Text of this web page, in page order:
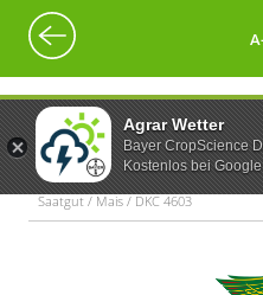
Agrar Wetter
Bayer CropScience
Kostenlos bei
Saatgut / Mais / DKC 4603